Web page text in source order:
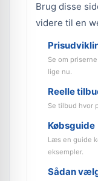
Brug disse
videre til en
Se om
lige nu.
Reelle
Se tilbud hvor
Købsguide
Læs en guide
eksempler.
Sådan